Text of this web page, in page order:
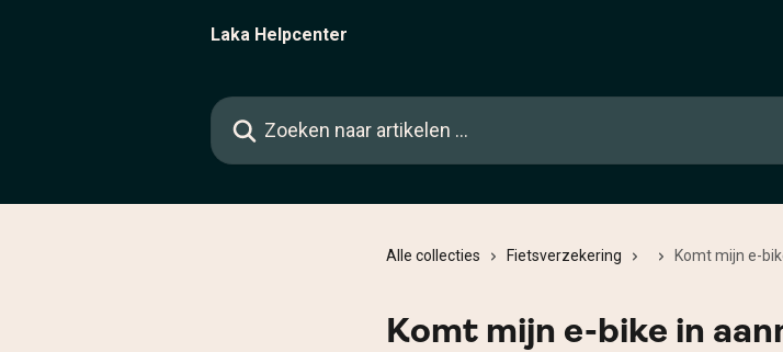
Laka Helpcenter
Zoeken naar artikelen ...
Alle collecties Fietsverzekering Komt mijn e-
Komt mijn e-bike in